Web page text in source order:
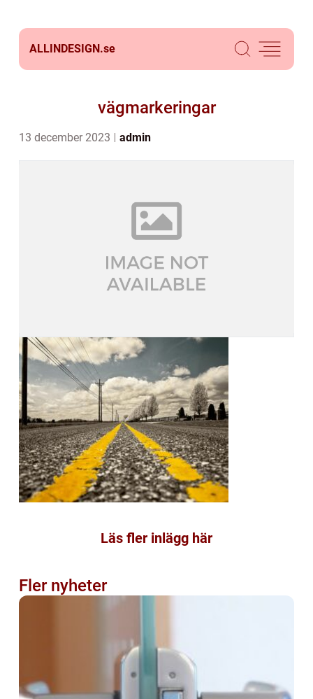
ALLINDESIGN.se
vägmarkeringar
13 december 2023 admin
Läs fler inlägg här
Fler nyheter